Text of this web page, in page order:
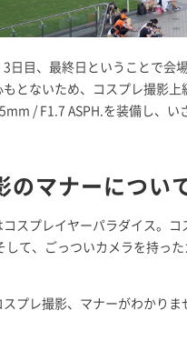
3日目、最終日ということで会
とないため、コスプレ撮影
/ F1.7 ASPH.を装備し、い
のマナーについ
コスプレイヤーパラダイス。
して、ごっついカメラを持っ
プレ撮影、マナーがわかりま